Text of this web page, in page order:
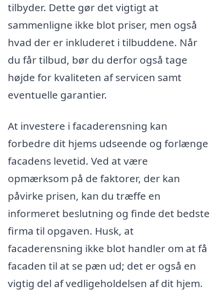
tilbyder. Dette gør det vigtigt at
sammenligne ikke blot priser, men også
hvad der er inkluderet i tilbuddene. Når
du får tilbud, bør du derfor også tage
højde for kvaliteten af servicen samt
eventuelle garantier.
At investere i facaderensning kan
forbedre dit hjems udseende og forlænge
facadens levetid. Ved at være
opmærksom på de faktorer, der kan
påvirke prisen, kan du træffe en
informeret beslutning og finde det bedste
firma til opgaven. Husk, at
facaderensning ikke blot handler om at få
facaden til at se pæn ud; det er også en
vigtig del af vedligeholdelsen af dit hjem.